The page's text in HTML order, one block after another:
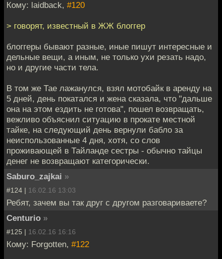
Кому: laidback, #120
> говорят, известный в ЖЖ блоггер
блоггеры бывают разные, иные пишут интересные и
дельные вещи, а иным, не только ухи резать надо,
но и другие части тела.
В том же Тае лажанулся, взял мотобайк в аренду на
5 дней, день покатался и жена сказала, что "дальше
она на этом ездить не готова", пошел возвращать,
вежливо объяснил ситуацию в прокате местной
тайке, на следующий день вернули бабло за
неиспользованные 4 дня, хотя, со слов
проживающей в Тайланде сестры - обычно тайцы
денег не возвращают категорически.
Saburo_zajkai »
#124 | 16.02.16 13:03
Ребят, зачем вы так друг с другом разговариваете?
Centurio »
#125 | 16.02.16 16:16
Кому: Forgotten, #122